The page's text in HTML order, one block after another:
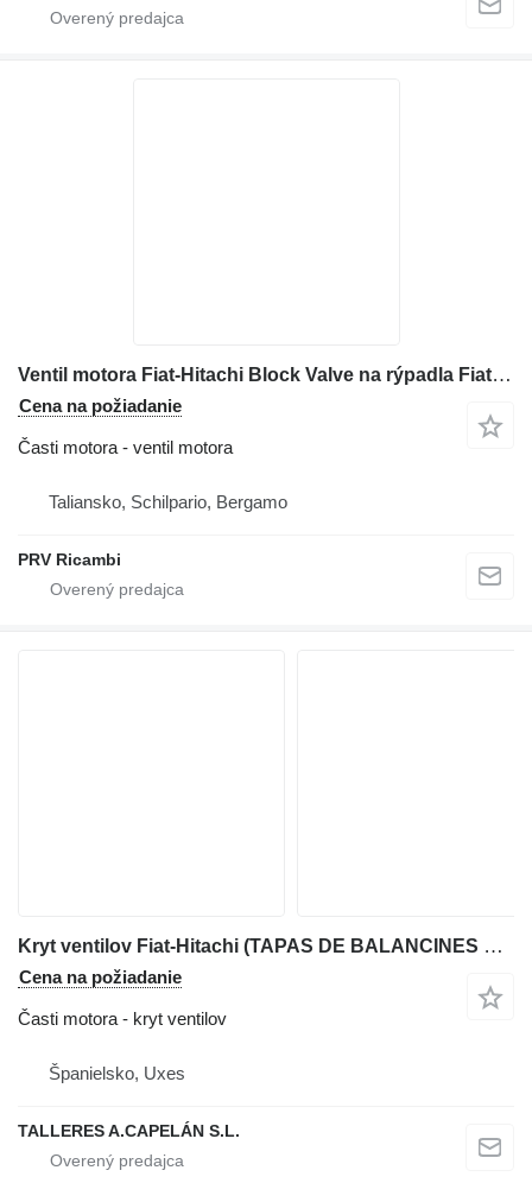
Ventil motora Fiat-Hitachi Block Valve na rýpadla Fiat-Hitachi EX 215
Cena na požiadanie
Časti motora - ventil motora
Taliansko, Schilpario, Bergamo
PRV Ricambi
Kryt ventilov Fiat-Hitachi (TAPAS DE BALANCINES DE MOTOR) na rýpadla-nakladača Fiat-Hitachi
Cena na požiadanie
Časti motora - kryt ventilov
Španielsko, Uxes
TALLERES A.CAPELÁN S.L.